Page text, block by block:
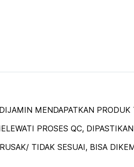
MENDAPATKAN
PROSES QC,
TIDAK SESUAI, BISA